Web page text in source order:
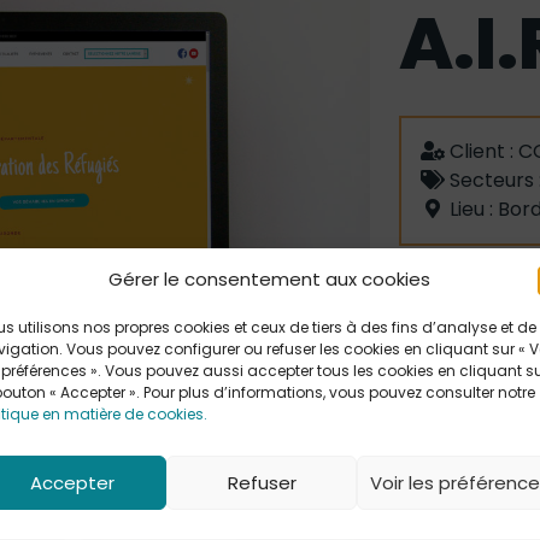
Gérer le consentement aux cookies
utilisons nos propres cookies et ceux de tiers à des fins d’analyse et de
Vous pouvez configurer ou refuser les cookies en cliquant sur «
». Vous pouvez aussi accepter tous les cookies en cliquant
« Accepter ». Pour plus d’informations, vous pouvez consulter notre
en matière de cookies.
Accepter Refuser Voir les
Client :
Secteurs :
Lieu :
NOTRE
Création
VOIR LE
Impulsée par
destinée à
Gironde.